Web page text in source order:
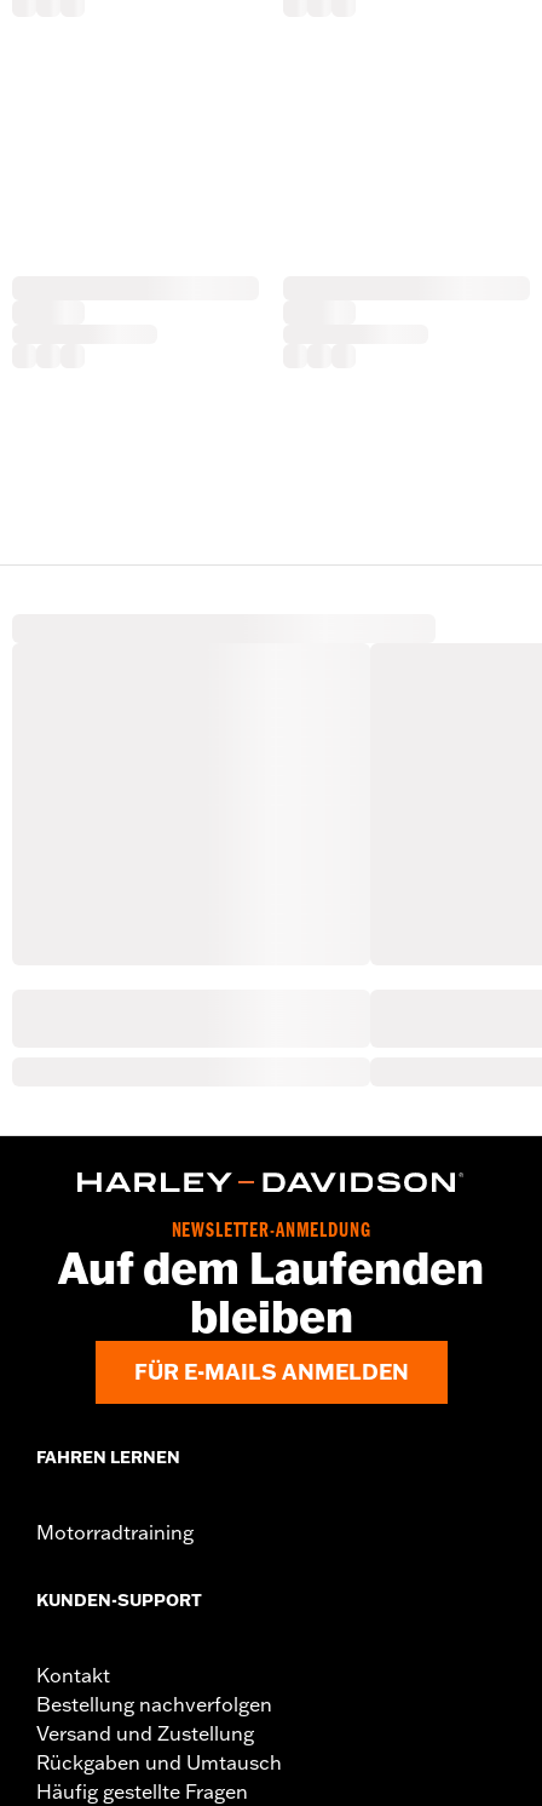
NEWSLETTER-ANMELDUNG
Auf dem Laufenden
bleiben
FÜR E-MAILS ANMELDEN
FAHREN LERNEN
Motorradtraining
KUNDEN-SUPPORT
Kontakt
Bestellung nachverfolgen
Versand und Zustellung
Rückgaben und Umtausch
Häufig gestellte Fragen